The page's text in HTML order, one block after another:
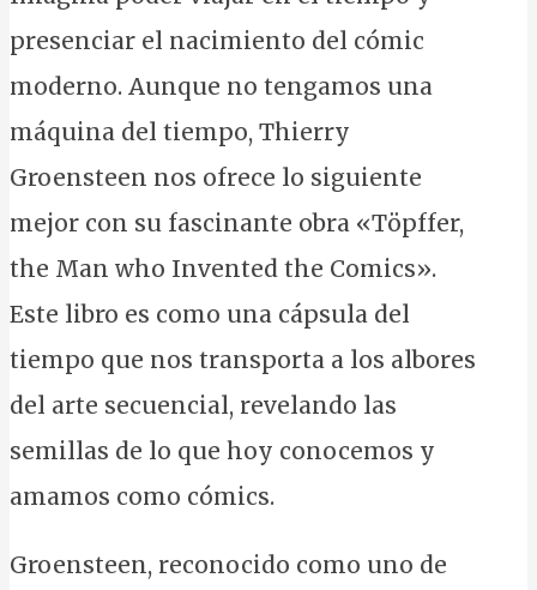
presenciar el nacimiento del cómic
moderno. Aunque no tengamos una
máquina del tiempo, Thierry
Groensteen nos ofrece lo siguiente
mejor con su fascinante obra «Töpffer,
the Man who Invented the Comics».
Este libro es como una cápsula del
tiempo que nos transporta a los albores
del arte secuencial, revelando las
semillas de lo que hoy conocemos y
amamos como cómics.
Groensteen, reconocido como uno de